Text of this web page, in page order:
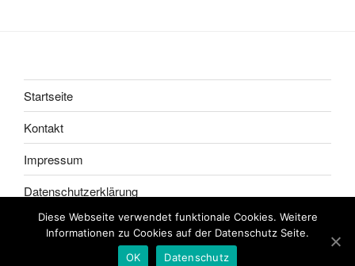
Startseite
Kontakt
Impressum
Datenschutzerklärung
Diese Webseite verwendet funktionale Cookies. Weitere
Informationen zu Cookies auf der Datenschutz Seite.
OK
Datenschutz